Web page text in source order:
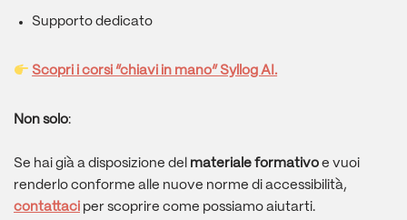
Supporto dedicato
Scopri i corsi “chiavi in mano” Syllog AI.
Non solo:
Se hai già a disposizione del materiale formativo e vuoi
renderlo conforme alle nuove norme di accessibilità,
contattaci per scoprire come possiamo aiutarti.